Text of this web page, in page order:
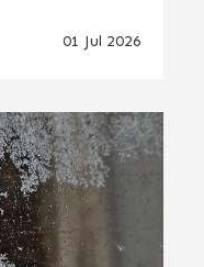
01 Jul 2026